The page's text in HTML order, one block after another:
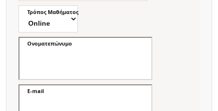
Τρόπος Μαθήματος
Ονοματεπώνυμο
E-mail